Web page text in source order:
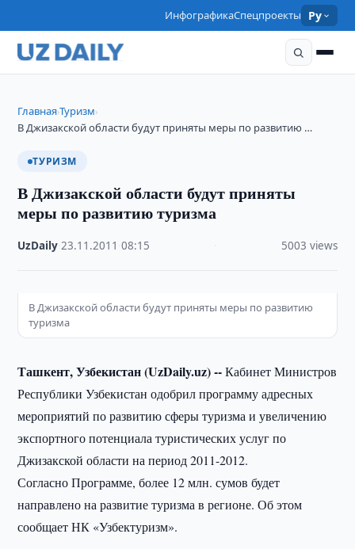
ИнфографикаСпецпроекты Ру
Главная›Туризм›
В Джизакской области будут приняты меры по развитию …
ТУРИЗМ
В Джизакской области будут приняты
меры по развитию туризма
UzDaily ·23.11.2011 ·08:15 5003 views
В Джизакской области будут приняты меры по развитию
туризма
Ташкент, Узбекистан (UzDaily.uz) --Кабинет Министров
Республики Узбекистан одобрил программу адресных
мероприятий по развитию сферы туризма и увеличению
экспортного потенциала туристических услуг по
Джизакской области на период 2011-2012.
Согласно Программе, более 12 млн. сумов будет
направлено на развитие туризма в регионе. Об этом
сообщает НК «Узбектуризм».